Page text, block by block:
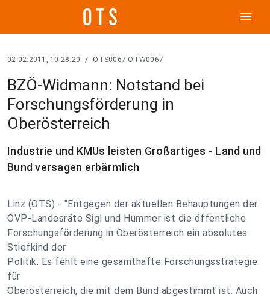
menu
02.02.2011, 10:28:20 / OTS0067 OTW0067
BZÖ-Widmann: Notstand bei
Forschungsförderung in
Oberösterreich
Industrie und KMUs leisten Großartiges - Land und
Bund versagen erbärmlich
Linz (OTS) - "Entgegen der aktuellen Behauptungen der
ÖVP-Landesräte Sigl und Hummer ist die öffentliche
Forschungsförderung in Oberösterreich ein absolutes
Stiefkind der
Politik. Es fehlt eine gesamthafte Forschungsstrategie
für
Oberösterreich, die mit dem Bund abgestimmt ist. Auch